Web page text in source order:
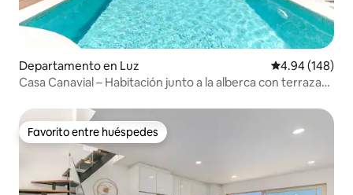
Departamento en Luz Calificación
4.94 (148)
Casa Canavial – Habitación junto a la alberca con terraza
Favorito entre huéspedes
Favorito entre huéspedes